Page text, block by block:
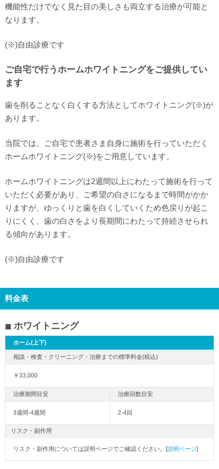
機能性だけでなく見た目の美しさも両立する治療が可能と
なります。
(※)自由診療です
ご自宅で行うホームホワイトニングをご提供してい
ます
歯を削ることなく白くする方法としてホワイトニング(※)が
あります。
当院では、ご自宅で患者さま自身に施術を行っていただく
ホームホワイトニング(※)をご用意しています。
ホームホワイトニングは2週間以上にわたって施術を行って
いただく必要があり、ご希望の白さになるまで時間がかか
りますが、ゆっくりと歯を白くしていくため色戻りが起こ
りにくく、歯の白さをより長期間にわたって持続させられ
る傾向があります。
(※)自由診療です
料金表
ホワイトニング
ホーム(上下)
￥33,000
3週間-4週間 2-4回
リスク・副作用
リスク・副作用については説明ページでご確認ください。[説明ページ]